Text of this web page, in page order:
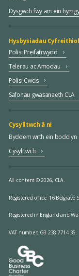
Dysgwch fwy am ein
Hysbysiadau Cyfreithiol
Polisi Preifatrwydd
Telerau ac Amodau
Polisi Cwcis
Safonau gwasanaeth CLA
Cysylltwch â ni
Byddem wrth ein bodd yn
Cysylltwch
All content © 2026, CLA.
Registered office: 16 Belgrave
Registered in England and
VAT number: GB 238 7714 35.